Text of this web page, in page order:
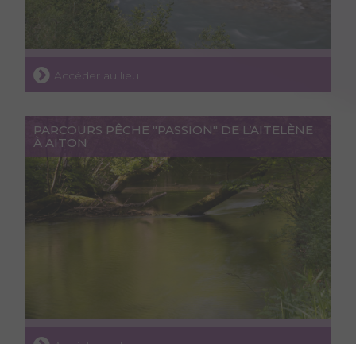
Accéder au lieu
PARCOURS PÊCHE "PASSION" DE L’AITELÈNE
À AITON